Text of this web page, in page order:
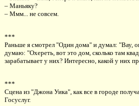
– Маньяку?
– Ммм... не совсем.
***
Раньше я смотрел "Один дома" и думал: "Вау,
думаю: "Охереть, вот это дом, сколько там
зарабатывает у них? Интересно, какой у них
***
Сцена из "Джона Уика", как все в городе
Госуслуг.